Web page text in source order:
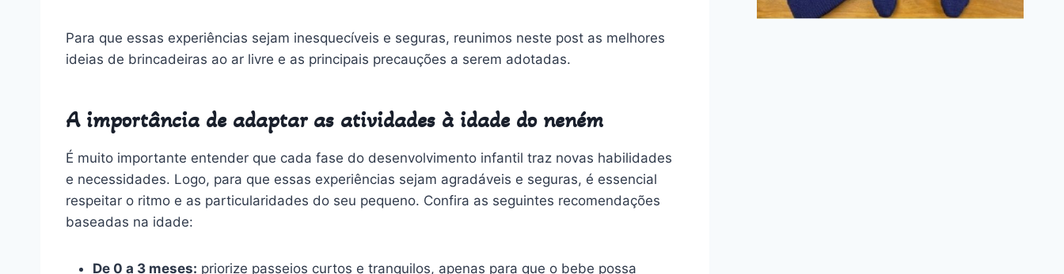
Para que essas experiências sejam inesquecíveis e seguras, reunimos neste post as melhores
ideias de brincadeiras ao ar livre e as principais precauções a serem adotadas.
A importância de adaptar as atividades à idade do neném
É muito importante entender que cada fase do desenvolvimento infantil traz novas habilidades
e necessidades. Logo, para que essas experiências sejam agradáveis e seguras, é essencial
respeitar o ritmo e as particularidades do seu pequeno. Confira as seguintes recomendações
baseadas na idade:
De 0 a 3 meses: priorize passeios curtos e tranquilos, apenas para que o bebe possa